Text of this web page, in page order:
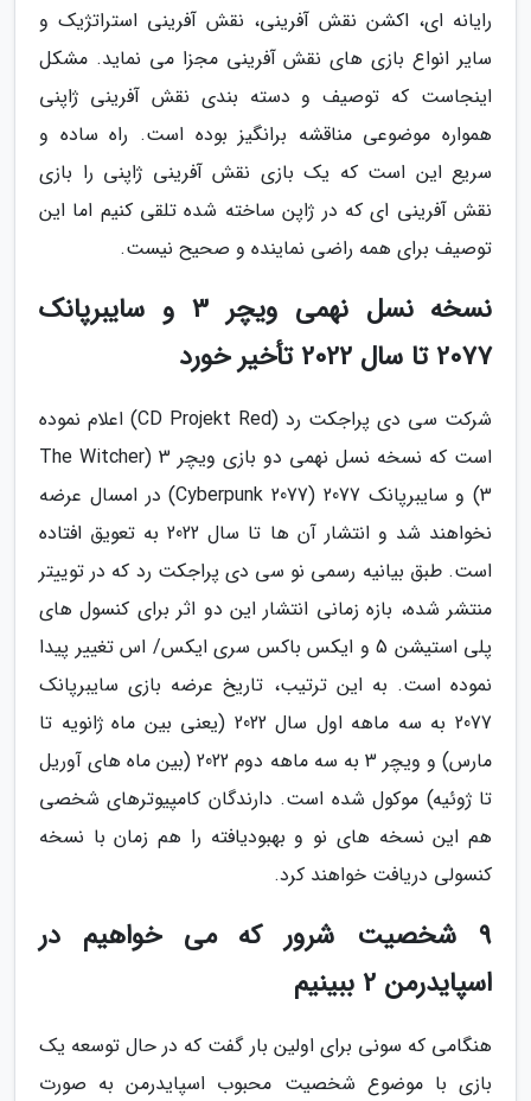
رایانه ای، اکشن نقش آفرینی، نقش آفرینی استراتژیک و
سایر انواع بازی های نقش آفرینی مجزا می نماید. مشکل
اینجاست که توصیف و دسته بندی نقش آفرینی ژاپنی
همواره موضوعی مناقشه برانگیز بوده است. راه ساده و
سریع این است که یک بازی نقش آفرینی ژاپنی را بازی
نقش آفرینی ای که در ژاپن ساخته شده تلقی کنیم اما این
توصیف برای همه راضی نماینده و صحیح نیست.
نسخه نسل نهمی ویچر 3 و سایبرپانک
2077 تا سال 2022 تأخیر خورد
شرکت سی دی پراجکت رد (CD Projekt Red) اعلام نموده
است که نسخه نسل نهمی دو بازی ویچر 3 (The Witcher
3) و سایبرپانک 2077 (Cyberpunk 2077) در امسال عرضه
نخواهند شد و انتشار آن ها تا سال 2022 به تعویق افتاده
است. طبق بیانیه رسمی نو سی دی پراجکت رد که در توییتر
منتشر شده، بازه زمانی انتشار این دو اثر برای کنسول های
پلی استیشن 5 و ایکس باکس سری ایکس/ اس تغییر پیدا
نموده است. به این ترتیب، تاریخ عرضه بازی سایبرپانک
2077 به سه ماهه اول سال 2022 (یعنی بین ماه ژانویه تا
مارس) و ویچر 3 به سه ماهه دوم 2022 (بین ماه های آوریل
تا ژوئیه) موکول شده است. دارندگان کامپیوترهای شخصی
هم این نسخه های نو و بهبودیافته را هم زمان با نسخه
کنسولی دریافت خواهند کرد.
9 شخصیت شرور که می خواهیم در
اسپایدرمن 2 ببینیم
هنگامی که سونی برای اولین بار گفت که در حال توسعه یک
بازی با موضوع شخصیت محبوب اسپایدرمن به صورت